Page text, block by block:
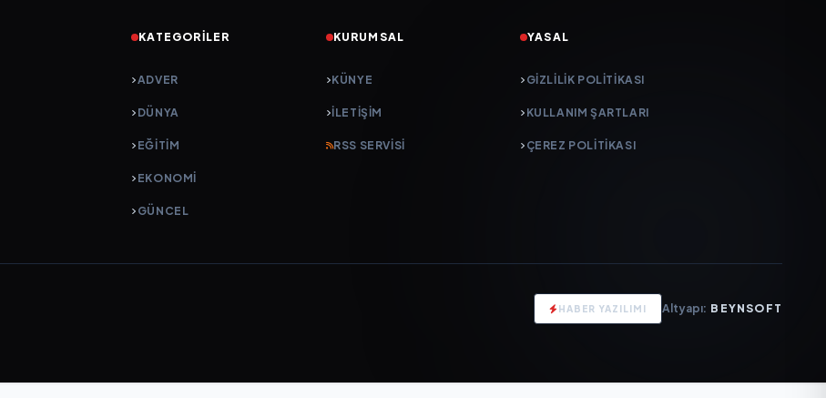
KATEGORILER
ADVER
DÜNYA
EĞİTİM
EKONOMİ
GÜNCEL
KURUMSAL
KÜNYE
İLETIŞIM
RSS SERVISI
YASAL
GIZLILIK POLITIKASI
KULLANIM ŞARTLARI
ÇEREZ POLITIKASI
HABER YAZILIMI Altyapı: BEYNSOFT